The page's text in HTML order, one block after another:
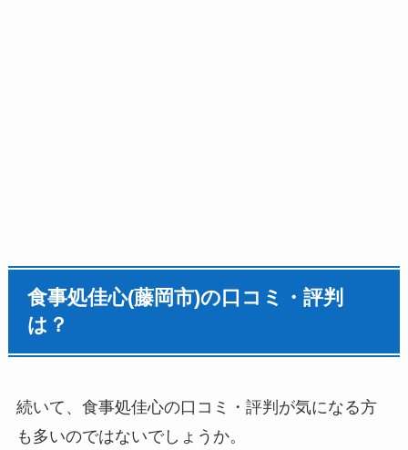
食事処佳心(藤岡市)の口コミ・評判
は？
続いて、食事処佳心の口コミ・評判が気になる方
も多いのではないでしょうか。